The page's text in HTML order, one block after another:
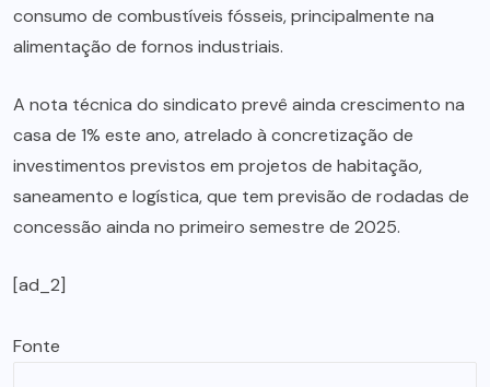
consumo de combustíveis fósseis, principalmente na
alimentação de fornos industriais.
A nota técnica do sindicato prevê ainda crescimento na
casa de 1% este ano, atrelado à concretização de
investimentos previstos em projetos de habitação,
saneamento e logística, que tem previsão de rodadas de
concessão ainda no primeiro semestre de 2025.
[ad_2]
Fonte